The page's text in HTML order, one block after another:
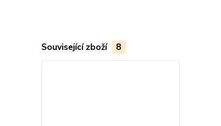
Související zboží 8